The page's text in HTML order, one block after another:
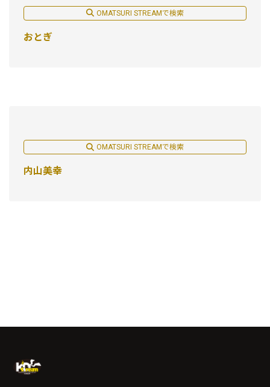
OMATSURI STREAMで検索
おとぎ
OMATSURI STREAMで検索
内山美幸